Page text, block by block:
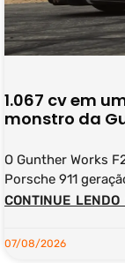
1.067 cv em
monstro da
O Gunther Works
Porsche 911
CONTINUE LENDO
07/08/2026